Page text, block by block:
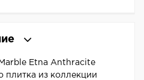
Etna Anthracite
плитка из коллекции